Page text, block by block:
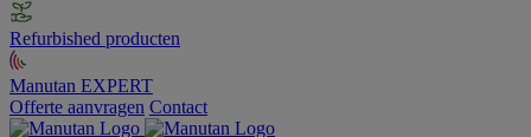
Refurbished producten
Manutan EXPERT
Offerte aanvragen Contact